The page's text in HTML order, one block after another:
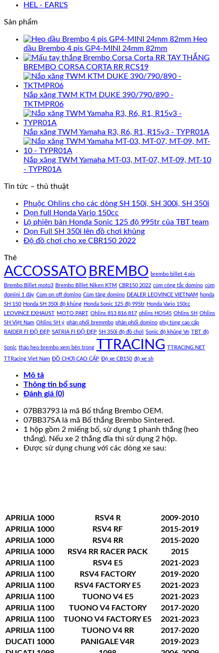
HEL - EARL'S
Sản phẩm
Heo
dầu Brembo 4 pis GP4-MINI 24mm 82mm
TAY THẮNG
BREMBO CORSA CORTA RR RCS19
Nắp xăng TWM KTM DUKE 390/790/890 -
TKTMPR06
Nắp xăng TWM Yamaha R3, R6, R1, R15v3 - TYPR01A
Nắp xăng TWM Yamaha MT-03, MT-07, MT-09, MT-10
- TYPR01A
Tin tức – thủ thuật
Phuộc Ohlins cho các dòng SH 150i, SH 300i, SH 350i
Dọn full Honda Vario 150cc
Lộ phiên bản Honda Sonic 125 độ 995tr của TBT team
Dọn Full SH 350i lên đồ chơi khủng
Độ đồ chơi cho xe CBR150 2022
Thẻ
ACCOSSATO BREMBO brembo billet 4 pis
Brembo Billet moto3 Brembo Billet Niken KTM CBR150 2022 cùm công tắc domino cùm
domini 1 dây Cùm on off domino Cùm tăng domino DEALER LEOVINCE VIETNAM honda
SH 150 Honda SH 350i độ khủng Honda Sonic 125 độ 995tr Honda Vario 150cc
LEOVINCE EXHAUST MOTO PART Ohlins 813 816 817 ohlins HO545 Ohlins SH Ohlins
SH Việt Nam Ohlins SH ý phân phối bremmbo phân phối domino phụ tùng cao cấp
RAIDER FI ĐỘ ĐẸP SATRIA FI ĐỘ ĐẸP SH 350i độ đồ chơi Sonic độ khủng Vn TBT độ
Sonic tháo heo brembo xem bên trong TTRACING TTRACING.NET
TTRacing Viet Nam ĐỒ CHƠI CAO CẤP Độ xe CB150 độ xe sh
Mô tả
Thông tin bổ sung
Đánh giá (0)
07BB3793 là mã Bố thắng Brembo OEM.
07BB37SA là mã Bố thắng Brembo Sintered.
1 hộp gồm 2 miếng bố, sử dụng 1 phanh thắng (heo
thắng). Nếu xe 2 thắng đĩa thì sử dụng 2 hộp.
Được sử dụng chung với các dòng xe sau:
APRILIA 1000 RSV4 R
2009-2010
APRILIA 1000 RSV4 RF
2015-2019
APRILIA 1000 RSV4 RR
2015-2020
APRILIA 1000 RSV4 RR RACER PACK
2015
APRILIA 1100 RSV4 E5
2021-2023
APRILIA 1100 RSV4 FACTORY
2019-2020
APRILIA 1100 RSV4 FACTORY E5
2021-2023
APRILIA 1100 TUONO V4 E5
2021-2023
APRILIA 1100 TUONO V4 FACTORY
2017-2020
APRILIA 1100 TUONO V4 FACTORY E5
2021-2023
APRILIA 1100 TUONO V4 RR
2017-2020
DUCATI
1000 PANIGALE V4R
2019-2023